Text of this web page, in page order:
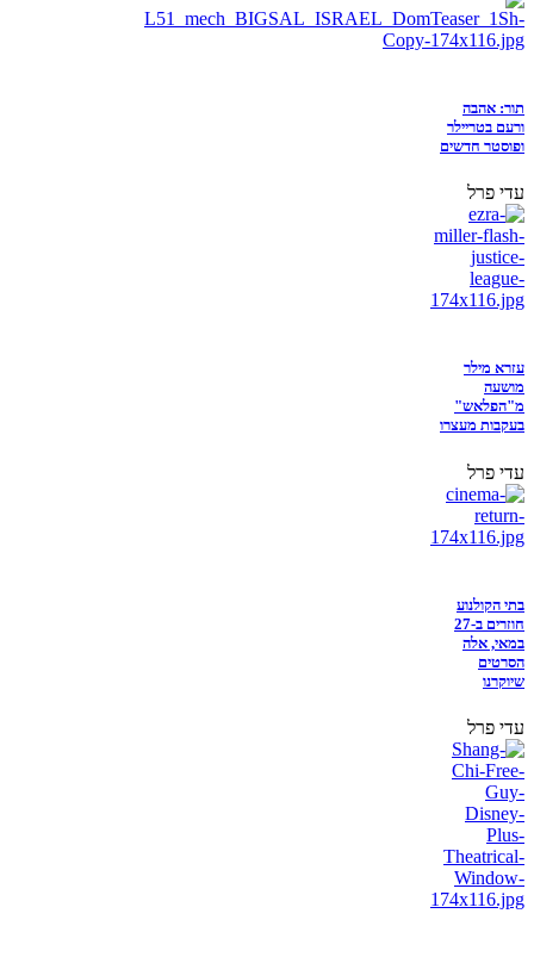
תור: אהבה
ורעם בטריילר
ופוסטר חדשים
עדי פרל
עזרא מילר
מושעה
מ"הפלאש"
בעקבות מעצרו
עדי פרל
בתי הקולנוע
חוזרים ב-27
במאי, אלה
הסרטים
שיוקרנו
עדי פרל